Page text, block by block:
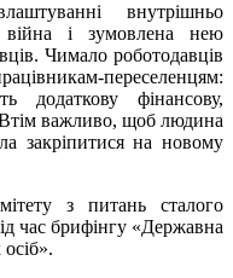
внутрішньо
і зумовлена нею
Чимало роботодавців
переселенцям:
додаткову фінансову,
важливо, щоб людина
закріпитися на новому
з питань сталого
час брифінгу «Державна